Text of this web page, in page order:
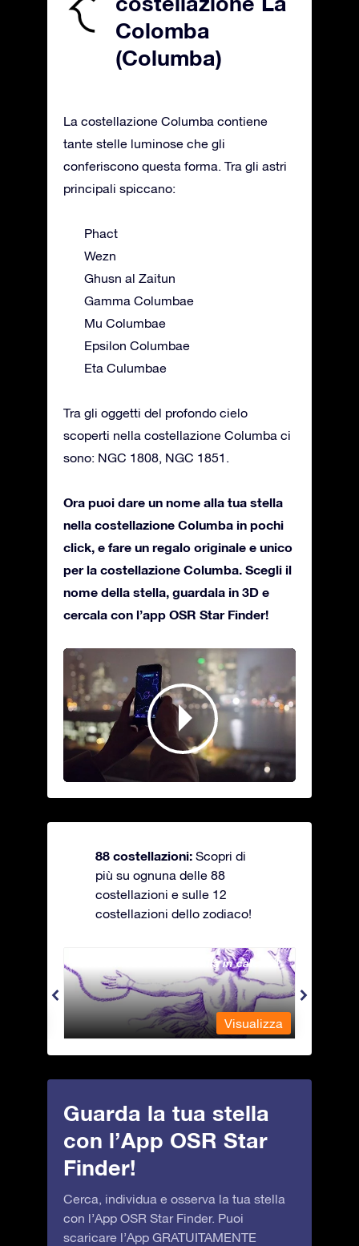
Colomba
(Columba)
La costellazione Columba contiene
tante stelle luminose che gli
conferiscono questa forma. Tra gli astri
principali spiccano:
Phact
Wezn
Ghusn al Zaitun
Gamma Columbae
Mu Columbae
Epsilon Columbae
Eta Culumbae
Tra gli oggetti del profondo cielo
scoperti nella costellazione Columba ci
sono: NGC 1808, NGC 1851.
Ora puoi dare un nome alla tua stella
nella costellazione Columba in pochi
click, e fare un regalo originale e unico
per la costellazione Columba. Scegli il
nome della stella, guardala in 3D e
cercala con l’app OSR Star Finder!
88 costellazioni: Scopri di
più su ognuna delle 88
costellazioni e sulle 12
costellazioni dello zodiaco!
Andromeda - La fanciulla in catene
Visualizza
Guarda la tua stella
con l’App OSR Star
Finder!
Cerca, individua e osserva la tua stella
con l’App OSR Star Finder. Puoi
scaricare l’App GRATUITAMENTE